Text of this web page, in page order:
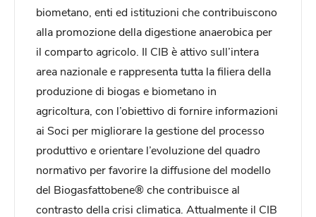
biometano, enti ed istituzioni che contribuiscono
alla promozione della digestione anaerobica per
il comparto agricolo. Il CIB è attivo sull’intera
area nazionale e rappresenta tutta la filiera della
produzione di biogas e biometano in
agricoltura, con l’obiettivo di fornire informazioni
ai Soci per migliorare la gestione del processo
produttivo e orientare l’evoluzione del quadro
normativo per favorire la diffusione del modello
del Biogasfattobene® che contribuisce al
contrasto della crisi climatica. Attualmente il CIB